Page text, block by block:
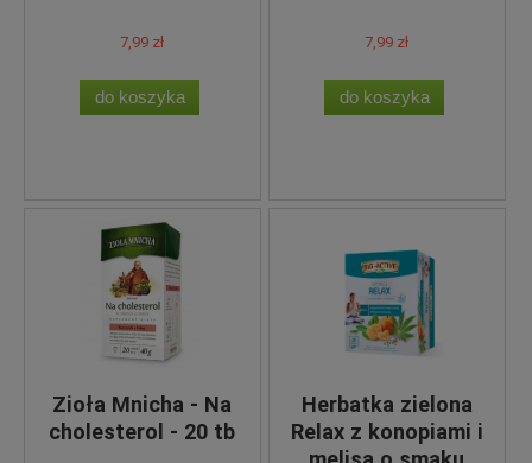
7,99 zł
do koszyka
7,99 zł
do koszyka
Zioła Mnicha - Na
cholesterol - 20 tb
Herbatka zielona
Relax z konopiami i